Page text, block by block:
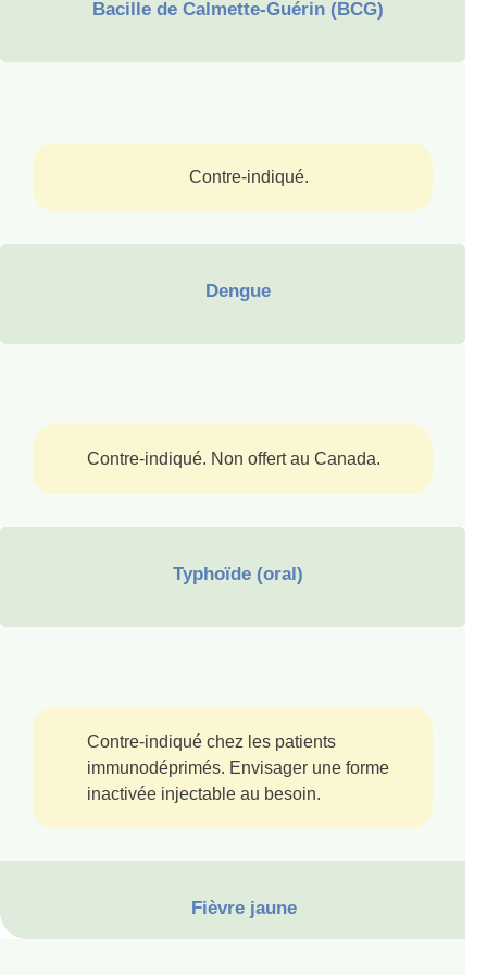
Bacille de Calmette-Guérin (BCG)
Contre-indiqué.
Dengue
Contre-indiqué. Non offert au Canada.
Typhoïde (oral)
Contre-indiqué chez les patients
immunodéprimés. Envisager une forme
inactivée injectable au besoin.
Fièvre jaune